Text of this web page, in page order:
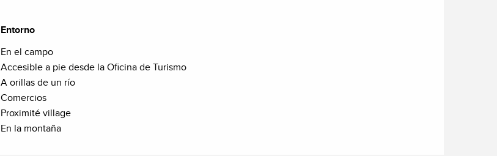
Entorno
Entorno
En el campo
Accesible a pie desde la Oficina de Turismo
A orillas de un río
Comercios
Proximité village
En la montaña